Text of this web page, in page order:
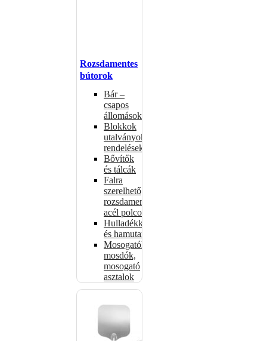
Rozsdamentes
bútorok
Bár –
csapos
állomások
Blokkok
utalványokhoz,
rendelésekhez
Bővítők
és tálcák
Falra
szerelhető
rozsdamentes
acél polcok
Hulladékkosarak
és hamutartók
Mosogatók,
mosdók,
mosogató
asztalok